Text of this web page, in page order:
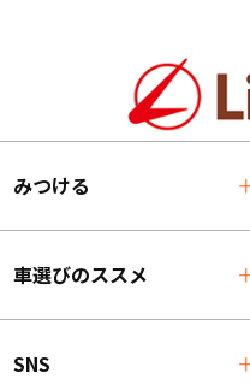
みつける
車選びのススメ
SNS